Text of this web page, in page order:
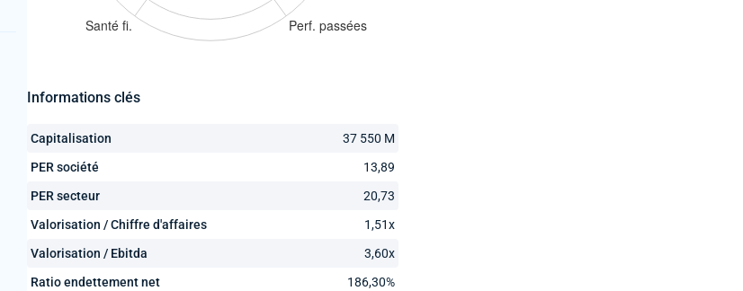
Informations clés
Capitalisation
37 550 M
PER société
13,89
PER secteur
20,73
Valorisation / Chiffre d'affaires
1,51x
Valorisation / Ebitda
3,60x
Ratio endettement net
186,30%